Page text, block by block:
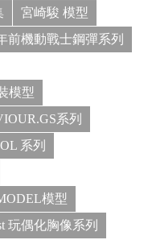
宮崎駿 模型
前機動戰士鋼彈系列
模型
系列
系列
模型
玩偶化胸像系列